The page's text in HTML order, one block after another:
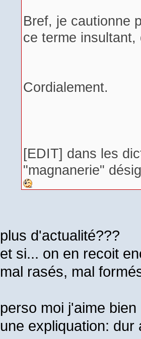
Bref, je cautionne
ce terme
Cordialement.
[EDIT] dans les
"magnanerie"
plus d'actualité???
et si... on en recoit
mal rasés, mal
perso moi j'aime
une expliquation: